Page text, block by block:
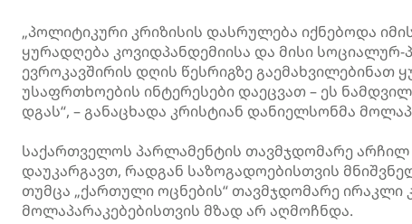
„პოლიტიკური კრიზისის დასრულება იქნებოდა
ყურადღება კოვიდპანდემიისა და მისი
ევროკავშირის დღის წესრიგზე
უსაფრთხოების ინტერესები დაეცვათ – ეს
დგას“, – განაცხადა კრისტიან დანიელსონმა
საქართველოს პარლამენტის თავმჯდომარე
დაუკარგავთ, რადგან საზოგადოებისთვის
თუმცა „ქართული ოცნების“ თავმჯდომარე ირაკლი
მოლაპარაკებებისთვის მზად არ აღმოჩნდა.